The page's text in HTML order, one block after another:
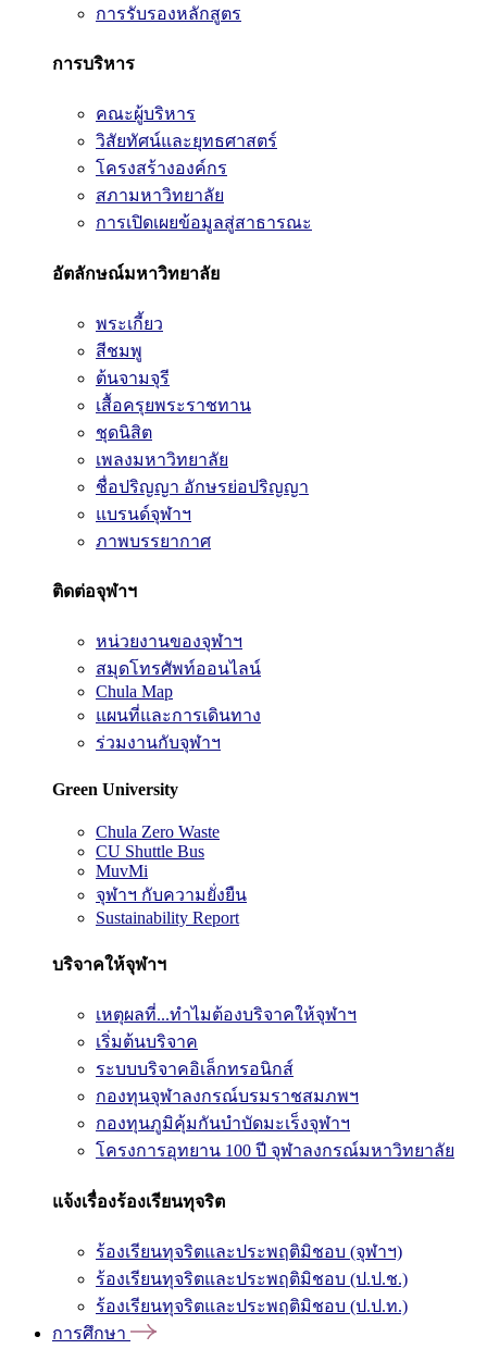
การรับรองหลักสูตร
การบริหาร
คณะผู้บริหาร
วิสัยทัศน์และยุทธศาสตร์
โครงสร้างองค์กร
สภามหาวิทยาลัย
การเปิดเผยข้อมูลสู่สาธารณะ
อัตลักษณ์มหาวิทยาลัย
พระเกี้ยว
สีชมพู
ต้นจามจุรี
เสื้อครุยพระราชทาน
ชุดนิสิต
เพลงมหาวิทยาลัย
ชื่อปริญญา อักษรย่อปริญญา
แบรนด์จุฬาฯ
ภาพบรรยากาศ
ติดต่อจุฬาฯ
หน่วยงานของจุฬาฯ
สมุดโทรศัพท์ออนไลน์
Chula Map
แผนที่และการเดินทาง
ร่วมงานกับจุฬาฯ
Green University
Chula Zero Waste
CU Shuttle Bus
MuvMi
จุฬาฯ กับความยั่งยืน
Sustainability Report
บริจาคให้จุฬาฯ
เหตุผลที่...ทำไมต้องบริจาคให้จุฬาฯ
เริ่มต้นบริจาค
ระบบบริจาคอิเล็กทรอนิกส์
กองทุนจุฬาลงกรณ์บรมราชสมภพฯ
กองทุนภูมิคุ้มกันบำบัดมะเร็งจุฬาฯ
โครงการอุทยาน 100 ปี จุฬาลงกรณ์มหาวิทยาลัย
แจ้งเรื่องร้องเรียนทุจริต
ร้องเรียนทุจริตและประพฤติมิชอบ (จุฬาฯ)
ร้องเรียนทุจริตและประพฤติมิชอบ (ป.ป.ช.)
ร้องเรียนทุจริตและประพฤติมิชอบ (ป.ป.ท.)
การศึกษา